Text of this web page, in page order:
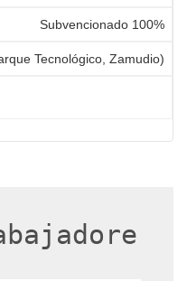
Subvencionado 100%
Tecnológico, Zamudio)